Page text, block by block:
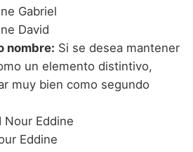
Gabriel
David
nombre: Si se desea mantener
un elemento distintivo,
muy bien como segundo
Nour Eddine
Eddine